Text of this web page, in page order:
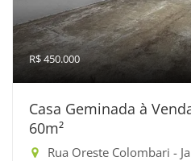
R$ 450.000
Casa Geminada à
60m²
Rua Oreste Colombari -